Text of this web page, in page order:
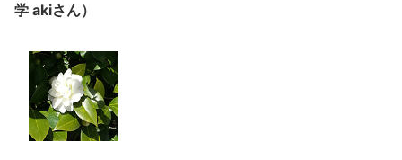
学 akiさん）